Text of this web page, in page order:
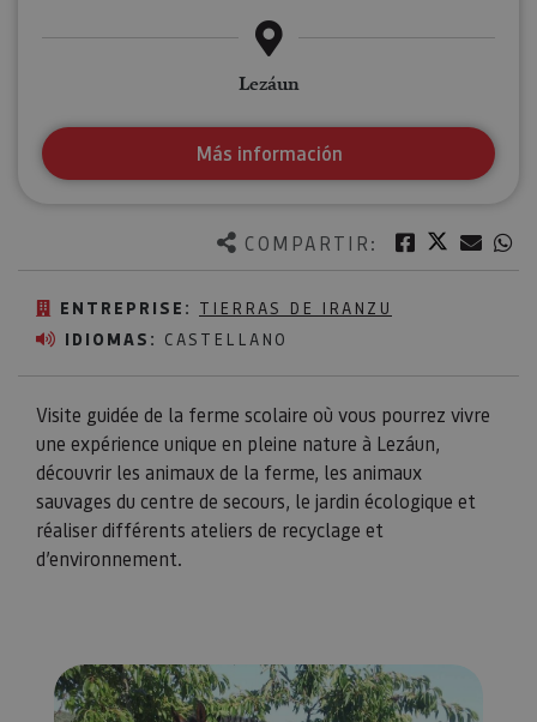
COMPARTIR: Facebook
Twitter
ENTREPRISE: TIERRAS DE IRANZU
IDIOMAS: CASTELLANO
Visite guidée de la ferme scolaire où vous pourrez vivre
une expérience unique en pleine nature à Lezáun,
découvrir les animaux de la ferme, les animaux
sauvages du centre de secours, le jardin écologique et
réaliser différents ateliers de recyclage et
d’environnement.
Lezáun
Más información